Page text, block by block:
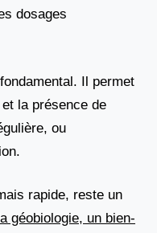
dosages
Il permet
la présence de
ou
rapide, reste un
la géobiologie, un bien-